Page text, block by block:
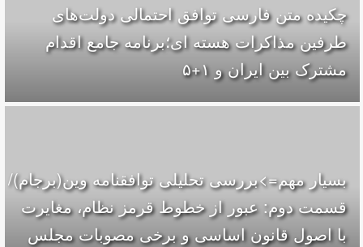
چکیده متن فارسی توافق احتمالی دولت‌های
طرفین مذاکرات هسته ای؛برنامه جامع اقدام
مشترک بین ایران و ۱+۵
بسیار مهم=>بررسی تحلیلی توافقنامه وین(برجام)/
قسمت دوم: عبور از خطوط قرمز نظام، مغایرت
با اصول قانون اساسی و برخی مصوبات مجلس